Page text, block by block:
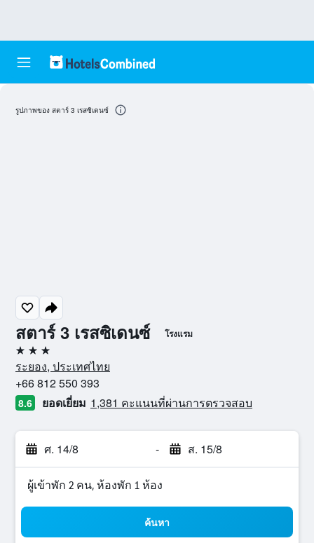
สตาร์ 3 เรสซิเดนซ์ โรงแรม
3 ดาว
ระยอง, ประเทศไทย
+66 812 550 393
8.6 ยอดเยี่ยม 1,381 คะแนนที่ผ่านการตรวจสอบ
ศ. 14/8 - ส. 15/8
ผู้เข้าพัก 2 คน, ห้องพัก 1 ห้อง
ค้นหา
รูปภาพของ สตาร์ 3 เรสซิเดนซ์